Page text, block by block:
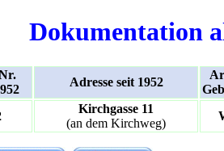
Dokumentation
Adresse seit 1952
Kirchgasse 11
(an dem Kirchweg)